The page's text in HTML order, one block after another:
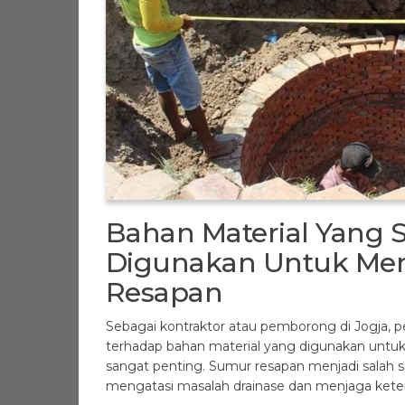
Bahan Material Yang
Digunakan Untuk
Resapan
Sebagai kontraktor atau pemborong di Jogja,
terhadap bahan material yang digunakan
sangat penting. Sumur resapan menjadi salah
mengatasi masalah drainase dan menjaga